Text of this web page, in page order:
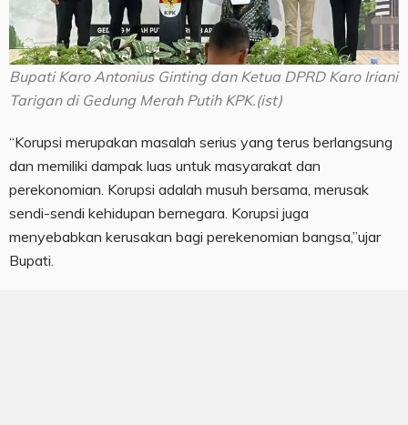
Bupati Karo Antonius Ginting dan Ketua DPRD Karo Iriani
Tarigan di Gedung Merah Putih KPK.(ist)
“Korupsi merupakan masalah serius yang terus berlangsung
dan memiliki dampak luas untuk masyarakat dan
perekonomian. Korupsi adalah musuh bersama, merusak
sendi-sendi kehidupan bernegara. Korupsi juga
menyebabkan kerusakan bagi perekenomian bangsa,”ujar
Bupati.